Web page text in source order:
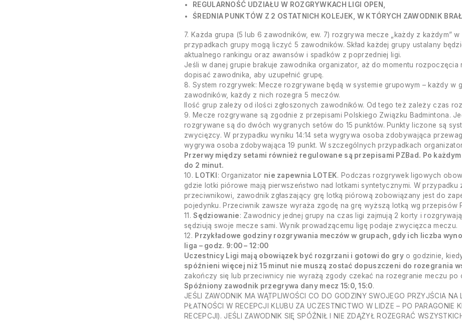
REGULARNOŚĆ UDZIAŁU W ROZGRYWKACH LIGI OPEN,
ŚREDNIA PUNKTÓW Z 2 OSTATNICH KOLEJEK, W KTÓRYCH ZAWODNIK
7. Każda grupa (5 lub 6 zawodników, ew. 7) rozgrywa mecze „każdy z każdym”
przypadkach grupy mogą liczyć 5 zawodników. Skład każdej grupy ustalany
aktualnego rankingu oraz awansów i spadków z poprzedniej ligi.
Jeśli w danej grupie brakuje zawodnika organizator, aż do momentu
dopisać zawodnika, aby uzupełnić grupę.
8. System rozgrywek: Mecze rozgrywane będą w systemie grupowym – każdy w
zawodników, każdy z nich rozegra 5 meczów.
Ilość grup zależy od ilości zgłoszonych zawodników. Od tego też zależy czas
9. Mecze rozgrywane są zgodnie z przepisami Polskiego Związku Badmintona.
rozgrywane są do dwóch wygranych setów do 15 punktów. Punkty liczone są
zwycięzcy. W przypadku wyniku 14:14 seta wygrywa osoba zdobywająca
wygrywa osoba zdobywająca 19 punkt. W szczególnych przypadkach
Przerwy między setami również regulowane są przepisami PZBad. Po
do 2 minut.
10. LOTKI : Organizator nie zapewnia LOTEK. Podczas rozgrywek ligowych
gdzie lotki piórowe mają pierwszeństwo nad lotkami syntetycznymi. W
przeciwnikowi, zawodnik zgłaszający grę lotką piórową zobowiązany jest do
pojedynku. Przeciwnik zawsze wyraża zgodę na grę wyższą lotką wg przepisów
11.Sędziowanie: Zawodnicy jednej grupy na czas ligi zajmują 2 korty i
sędziują swoje mecze sami. Wynik prowadzącemu ligę podaje zwycięzca meczu.
12. Przykładowe godziny rozgrywania meczów w grupach, gdy ich liczba
liga – godz. 9:00 – 12:00
Uczestnicy Ligi mają obowiązek być rozgrzani i gotowi do gry o godzinie,
spóźnieni więcej niż 15 minut nie muszą zostać dopuszczeni do rozegrania
zakończy się lub przeciwnicy nie wyrażą zgody czekać na rozegranie meczu po
Spóźniony zawodnik przegrywa dany mecz 15:0, 15:0.
JEŚLI ZAWODNIK MA WĄTPLIWOŚCI CO DO GODZINY SWOJEGO PRZYJŚCIA NA
PŁATNOŚCI W RECEPCJI KLUBU ZA UCZESTNICTWO W LIDZE – PO PARAGONIE
RECEPCJI). JEŚLI ZAWODNIK SIĘ SPÓŹNIŁ I NIE ZDĄŻYŁ ROZEGRAĆ